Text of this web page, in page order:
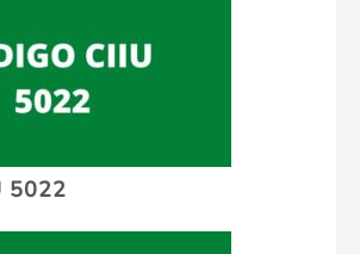
5022